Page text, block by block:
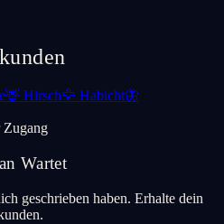
🦌 Hirsch🦅 Habicht🦋
Wartet
geschrieben haben. Erhalte dein